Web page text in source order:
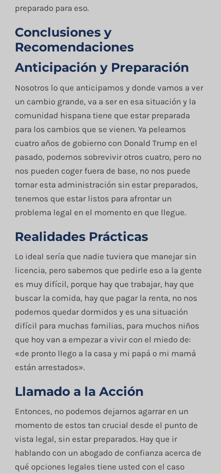
preparado para eso.
Conclusiones y
Recomendaciones
Anticipación y Preparación
Nosotros lo que anticipamos y donde vamos a ver
un cambio grande, va a ser en esa situación y la
comunidad hispana tiene que estar preparada
para los cambios que se vienen. Ya peleamos
cuatro años de gobierno con Donald Trump en el
pasado, podemos sobrevivir otros cuatro, pero no
nos pueden coger fuera de base, no nos puede
tomar esta administración sin estar preparados,
tenemos que estar listos para afrontar un
problema legal en el momento en que llegue.
Realidades Prácticas
Lo ideal sería que nadie tuviera que manejar sin
licencia, pero sabemos que pedirle eso a la gente
es muy difícil, porque hay que trabajar, hay que
buscar la comida, hay que pagar la renta, no nos
podemos quedar dormidos y es una situación
difícil para muchas familias, para muchos niños
que hoy van a empezar a vivir con el miedo de:
«de pronto llego a la casa y mi papá o mi mamá
están arrestados».
Llamado a la Acción
Entonces, no podemos dejarnos agarrar en un
momento de estos tan crucial desde el punto de
vista legal, sin estar preparados. Hay que ir
hablando con un abogado de confianza acerca de
qué opciones legales tiene usted con el caso